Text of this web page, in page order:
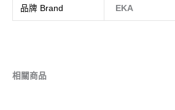
品牌 Brand EKA
相關商品